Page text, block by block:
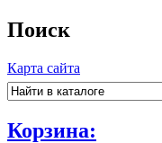
Поиск
Карта сайта
Корзина: